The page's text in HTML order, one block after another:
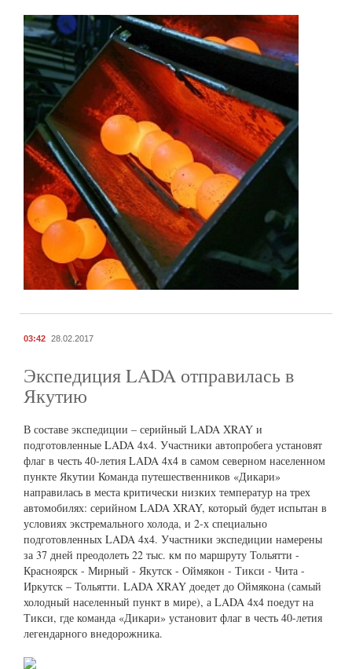
03:42 28.02.2017
Экспедиция LADA отправилась в
Якутию
В составе экспедиции – серийный LADA XRAY и
подготовленные LADA 4x4. Участники автопробега установят
флаг в честь 40-летия LADA 4x4 в самом северном населенном
пункте Якутии Команда путешественников «Дикари»
направилась в места критически низких температур на трех
автомобилях: серийном LADA XRAY, который будет испытан в
условиях экстремального холода, и 2-х специально
подготовленных LADA 4x4. Участники экспедиции намерены
за 37 дней преодолеть 22 тыс. км по маршруту Тольятти -
Красноярск - Мирный - Якутск - Оймякон - Тикси - Чита -
Иркутск – Тольятти. LADA XRAY доедет до Оймякона (самый
холодный населенный пункт в мире), а LADA 4х4 поедут на
Тикси, где команда «Дикари» установит флаг в честь 40-летия
легендарного внедорожника.